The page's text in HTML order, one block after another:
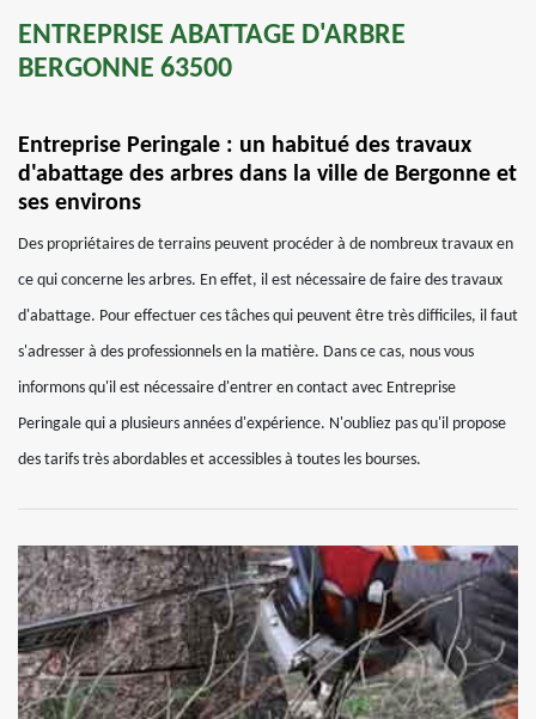
ENTREPRISE ABATTAGE D'ARBRE
BERGONNE 63500
Entreprise Peringale : un habitué des travaux
d'abattage des arbres dans la ville de Bergonne et
ses environs
Des propriétaires de terrains peuvent procéder à de nombreux travaux en
ce qui concerne les arbres. En effet, il est nécessaire de faire des travaux
d'abattage. Pour effectuer ces tâches qui peuvent être très difficiles, il faut
s'adresser à des professionnels en la matière. Dans ce cas, nous vous
informons qu'il est nécessaire d'entrer en contact avec Entreprise
Peringale qui a plusieurs années d'expérience. N'oubliez pas qu'il propose
des tarifs très abordables et accessibles à toutes les bourses.